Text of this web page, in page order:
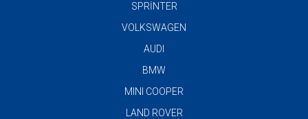
SPRİNTER
VOLKSWAGEN
AUDI
BMW
MINI COOPER
LAND ROVER